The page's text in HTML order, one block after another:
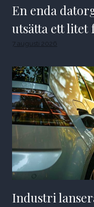
En enda
utsätta ett
7 augusti 2026
Industri